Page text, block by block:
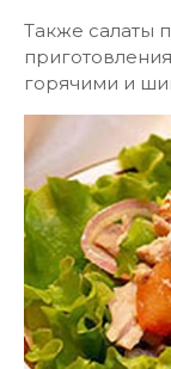
Также салаты
горячими и